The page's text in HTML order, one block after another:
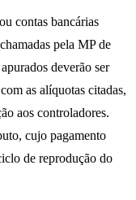
contas bancárias
pela MP de
deverão ser
as alíquotas citadas,
aos controladores.
cujo pagamento
de reprodução do